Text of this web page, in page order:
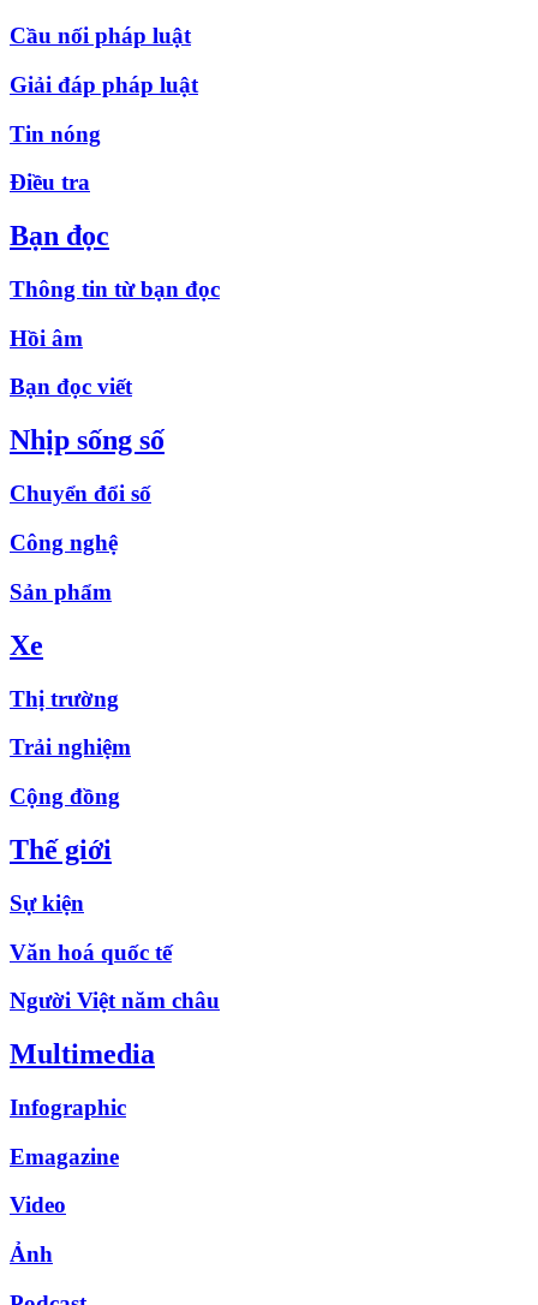
Cầu nối pháp luật
Giải đáp pháp luật
Tin nóng
Điều tra
Bạn đọc
Thông tin từ bạn đọc
Hồi âm
Bạn đọc viết
Nhịp sống số
Chuyển đổi số
Công nghệ
Sản phẩm
Xe
Thị trường
Trải nghiệm
Cộng đồng
Thế giới
Sự kiện
Văn hoá quốc tế
Người Việt năm châu
Multimedia
Infographic
Emagazine
Video
Ảnh